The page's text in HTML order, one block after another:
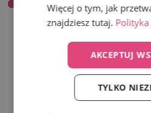
Wszystko w
Więcej o tym, jak
znajdziesz tutaj.
AKCEPTUJ
TYLKO